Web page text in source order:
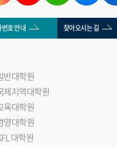
호 안내 찾아오시는 길
반대학원
제지역대학원
육대학원
영대학원
대학원